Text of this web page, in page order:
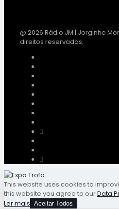
@ 2026 Rádio JM | Jorginho
direitos reservados.
This website uses cookies to
this website you agree to ourData
Ler mais Aceitar Todos